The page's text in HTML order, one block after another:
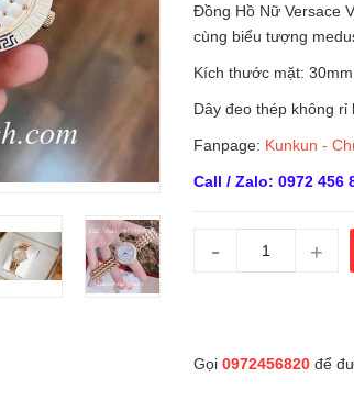
Đồng Hồ Nữ Versace
cùng biểu tượng
Kích thước mặt:
Dây đeo thép không rỉ
Fanpage: Kunkun -
Call / Zalo: 0972 456
- +
Gọi 0972456820để